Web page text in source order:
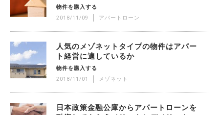
物件を購入する
2018/11/09 アパートローン
人気のメゾネットタイプの物件はアパー
ト経営に適しているか
物件を購入する
2018/11/01 メゾネット
日本政策金融公庫からアパートローンを